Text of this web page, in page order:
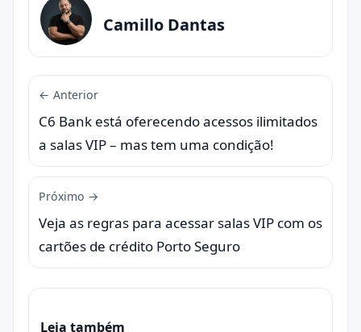
Camillo Dantas
← Anterior
C6 Bank está oferecendo acessos ilimitados
a salas VIP – mas tem uma condição!
Próximo →
Veja as regras para acessar salas VIP com os
cartões de crédito Porto Seguro
Leia também